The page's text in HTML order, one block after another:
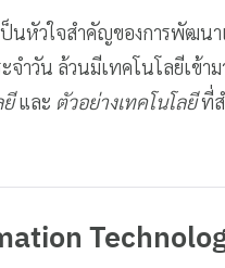
นหัวใจสำคัญของการพัฒนา
วัน ล้วนมีเทคโนโลยีเข้าม
และ ตัวอย่างเทคโนโลยีที่ส